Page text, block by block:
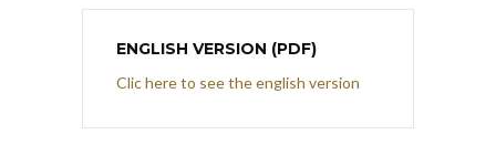
ENGLISH VERSION (PDF)
Clic here to see the english version